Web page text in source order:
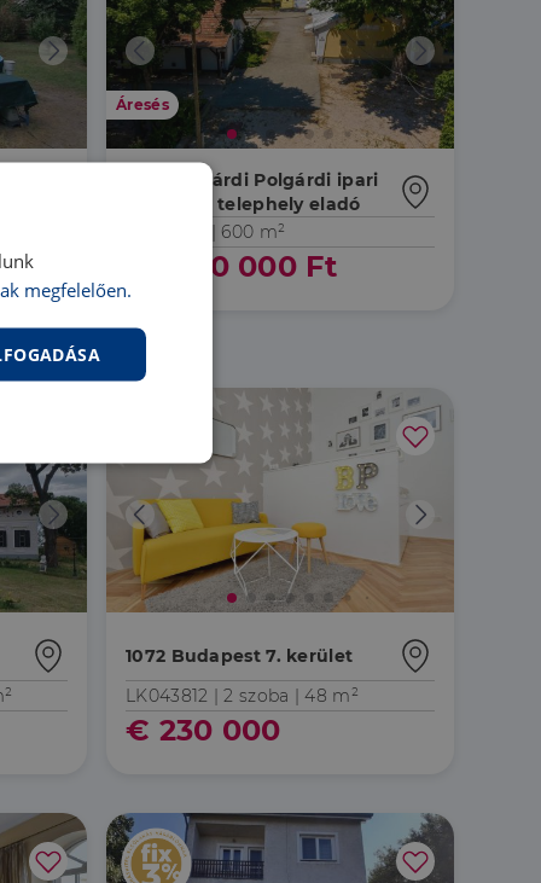
Áresés
8154 Polgárdi Polgárdi ipari
területén telephely eladó
600 m²
92 000 000 Ft
1072 Budapest 7. kerület
LK043812 |2 szoba | 48 m²
€ 230 000
megfelelően.
és a
való